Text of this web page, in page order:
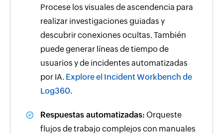
Procese los visuales de ascendencia para
realizar investigaciones guiadas y
descubrir conexiones ocultas. También
puede generar líneas de tiempo de
usuarios y de incidentes automatizadas
por IA. Explore el Incident Workbench de
Log360.
Respuestas automatizadas: Orqueste
flujos de trabajo complejos con manuales